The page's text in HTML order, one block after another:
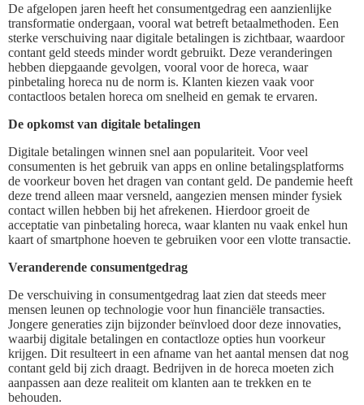
De afgelopen jaren heeft het consumentgedrag een aanzienlijke
transformatie ondergaan, vooral wat betreft betaalmethoden. Een
sterke verschuiving naar digitale betalingen is zichtbaar, waardoor
contant geld steeds minder wordt gebruikt. Deze veranderingen
hebben diepgaande gevolgen, vooral voor de horeca, waar
pinbetaling horeca nu de norm is. Klanten kiezen vaak voor
contactloos betalen horeca om snelheid en gemak te ervaren.
De opkomst van digitale betalingen
Digitale betalingen winnen snel aan populariteit. Voor veel
consumenten is het gebruik van apps en online betalingsplatforms
de voorkeur boven het dragen van contant geld. De pandemie heeft
deze trend alleen maar versneld, aangezien mensen minder fysiek
contact willen hebben bij het afrekenen. Hierdoor groeit de
acceptatie van pinbetaling horeca, waar klanten nu vaak enkel hun
kaart of smartphone hoeven te gebruiken voor een vlotte transactie.
Veranderende consumentgedrag
De verschuiving in consumentgedrag laat zien dat steeds meer
mensen leunen op technologie voor hun financiële transacties.
Jongere generaties zijn bijzonder beïnvloed door deze innovaties,
waarbij digitale betalingen en contactloze opties hun voorkeur
krijgen. Dit resulteert in een afname van het aantal mensen dat nog
contant geld bij zich draagt. Bedrijven in de horeca moeten zich
aanpassen aan deze realiteit om klanten aan te trekken en te
behouden.